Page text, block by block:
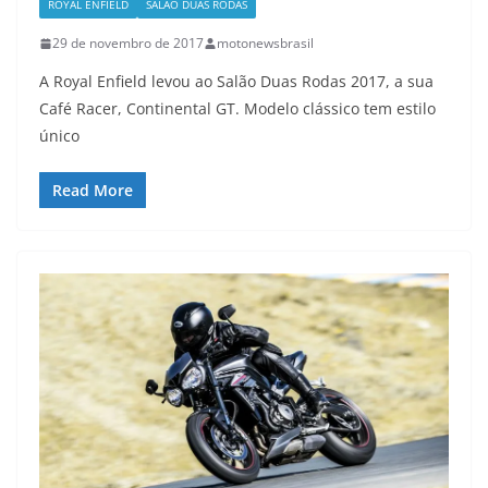
ROYAL ENFIELD SALÃO DUAS RODAS
29 de novembro de 2017 motonewsbrasil
A Royal Enfield levou ao Salão Duas Rodas 2017, a sua
Café Racer, Continental GT. Modelo clássico tem estilo
único
Read More